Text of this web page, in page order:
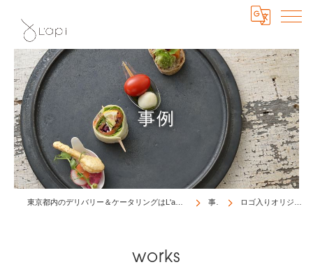
事例
東京都内のデリバリー＆ケータリングはL'api catering ＆ delivery 事例 ロゴ入りオリジナルお菓子
works